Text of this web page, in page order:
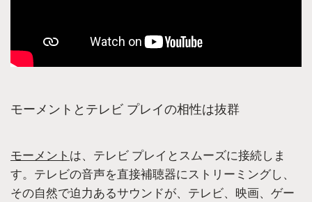
モーメントとテレビ プレイの相性は抜群
モーメント は、テレビ プレイとスムーズに接続しま
す。テレビの音声を直接補聴器にストリーミングし、
その自然で迫力あるサウンドが、テレビ、映画、ゲー